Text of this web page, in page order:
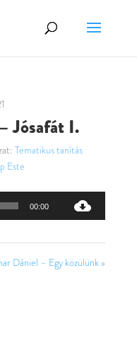
Jósafát I.
Tematikus tanítás
Este
00:00
Dániel – Egy közülünk »